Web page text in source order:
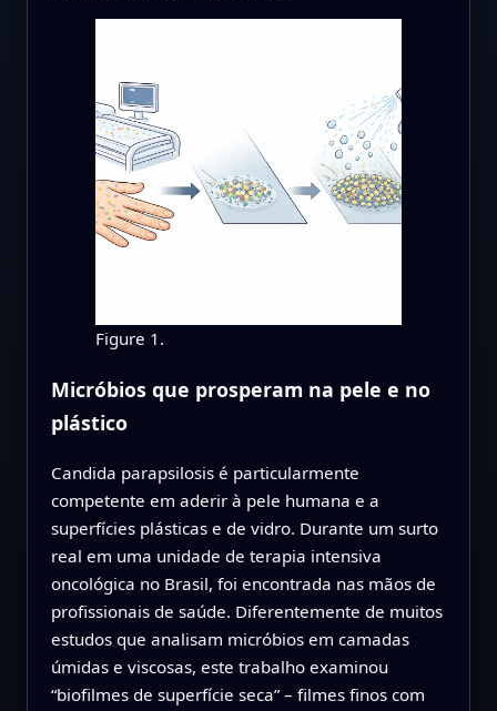
Figure 1.
Micróbios que prosperam na pele e no
plástico
Candida parapsilosis é particularmente
competente em aderir à pele humana e a
superfícies plásticas e de vidro. Durante um surto
real em uma unidade de terapia intensiva
oncológica no Brasil, foi encontrada nas mãos de
profissionais de saúde. Diferentemente de muitos
estudos que analisam micróbios em camadas
úmidas e viscosas, este trabalho examinou
“biofilmes de superfície seca” – filmes finos com